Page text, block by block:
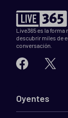
Live365 es la forma
descubrir miles de
conversación.
Oyentes